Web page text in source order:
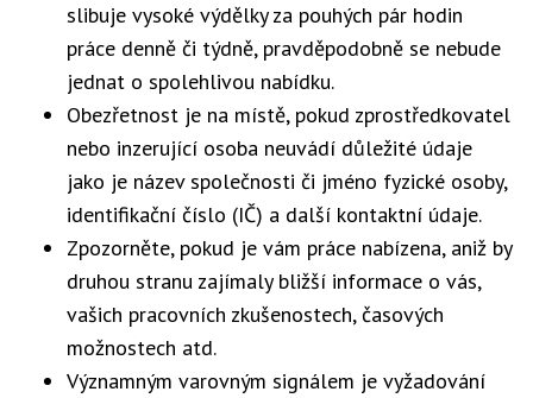
slibuje vysoké výdělky za pouhých pár hodin
práce denně či týdně, pravděpodobně se nebude
jednat o spolehlivou nabídku.
Obezřetnost je na místě, pokud zprostředkovatel
nebo inzerující osoba neuvádí důležité údaje
jako je název společnosti či jméno fyzické osoby,
identifikační číslo (IČ) a další kontaktní údaje.
Zpozorněte, pokud je vám práce nabízena, aniž by
druhou stranu zajímaly bližší informace o vás,
vašich pracovních zkušenostech, časových
možnostech atd.
Významným varovným signálem je vyžadování